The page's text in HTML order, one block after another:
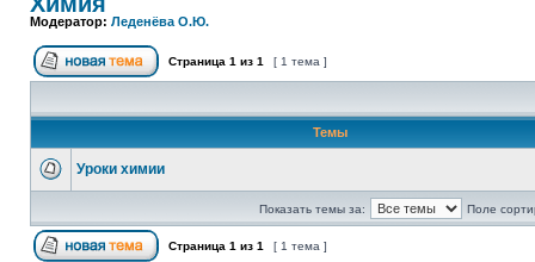
Модератор: Леденёва О.Ю.
Страница 1 из 1 [ 1 тема ]
Темы
Уроки химии
Показать темы за: Поле
Страница 1 из 1 [ 1 тема ]